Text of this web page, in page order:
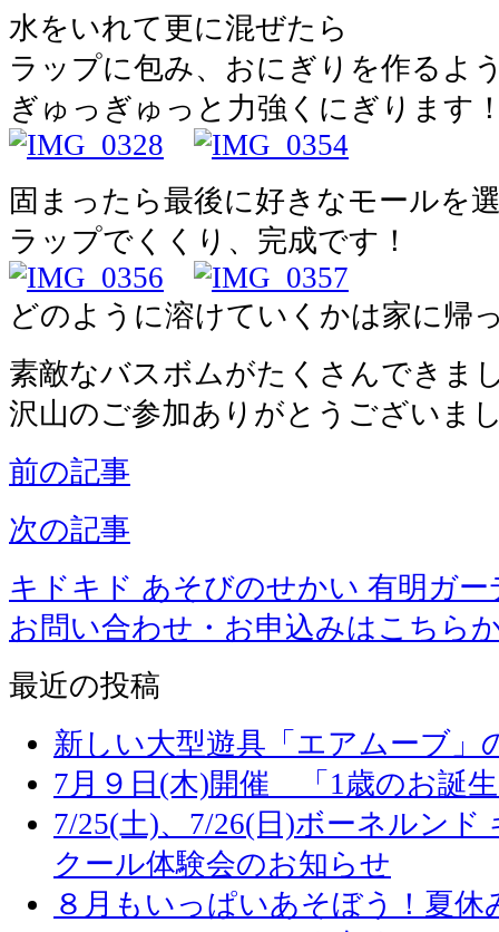
水をいれて更に混ぜたら
ラップに包み、おにぎりを作るよ
ぎゅっぎゅっと力強くにぎります
固まったら最後に好きなモールを
ラップでくくり、完成です！
どのように溶けていくかは家に帰
素敵なバスボムがたくさんできま
沢山のご参加ありがとうございま
前の記事
次の記事
キドキド あそびのせかい 有明ガー
お問い合わせ・お申込みはこちら
最近の投稿
新しい大型遊具「エアムーブ」
7月９日(木)開催 「1歳のお誕
7/25(土)、7/26(日)ボーネルン
クール体験会のお知らせ
８月もいっぱいあそぼう！夏